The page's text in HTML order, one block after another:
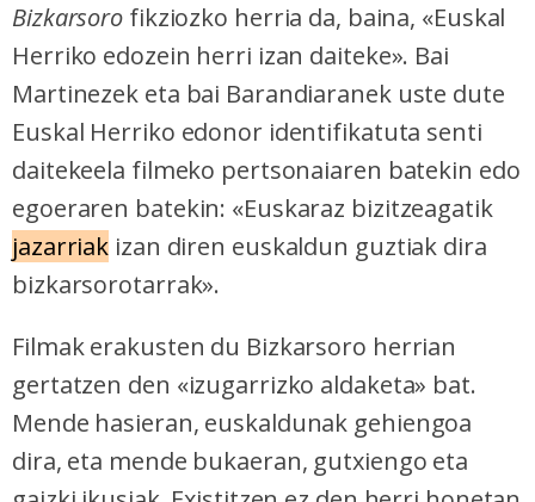
Bizkarsoro fikziozko herria da, baina, «Euskal
Herriko edozein herri izan daiteke». Bai
Martinezek eta bai Barandiaranek uste dute
Euskal Herriko edonor identifikatuta senti
daitekeela filmeko pertsonaiaren batekin edo
egoeraren batekin: «Euskaraz bizitzeagatik
jazarriak izan diren euskaldun guztiak dira
bizkarsorotarrak».
Filmak erakusten du Bizkarsoro herrian
gertatzen den «izugarrizko aldaketa» bat.
Mende hasieran, euskaldunak gehiengoa
dira, eta mende bukaeran, gutxiengo eta